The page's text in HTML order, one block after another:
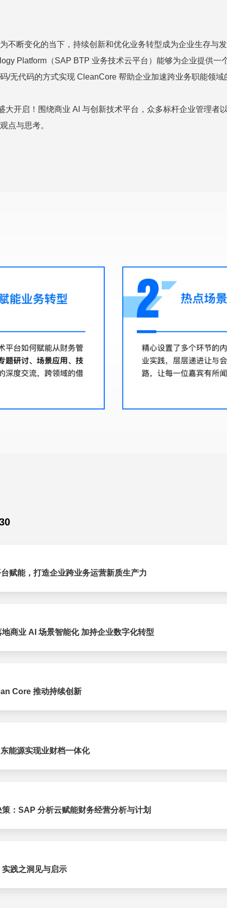
不断变化的当下，持续创新和优化业务转型成为企业生存与
Platform（SAP BTP 业务技术云平台）能够为企业提供
/无代码的方式实现 CleanCore 帮助企业加速跨业务职能领域
大开启！围绕商业 AI 与创新技术平台，众多标杆企业管理者
点与思考。
赋能，打造企业跨业务运营新质生产力
商业 AI 场景智能化 加持企业数字化转型
Core 推动持续创新
能源实现业财档一体化
：SAP 分析云赋能财务经营分析与计划
践之洞见与启示